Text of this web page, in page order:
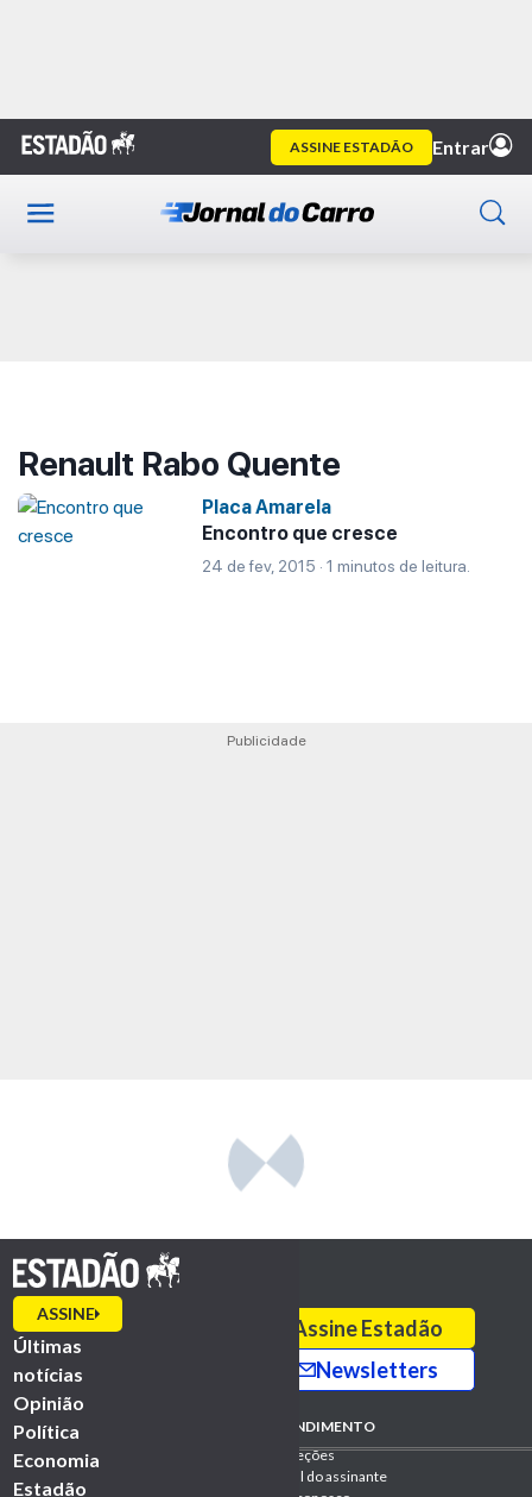
Home Renault Rabo Quente
Publicidade
Renault Rabo Quente
Placa Amarela
Encontro que cresce
24 de fev, 2015 · 1 minutos de leitura.
Publicidade